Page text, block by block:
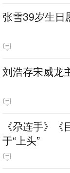
张雪39岁生日
刘浩存宋威龙
《尕连手》
于“上头”